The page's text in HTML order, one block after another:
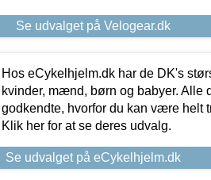
Se udvalget på Velogear.dk
Hos eCykelhjelm.dk har de DK's
kvinder, mænd, børn og babyer. Alle
godkendte, hvorfor du kan være helt
Klik her for at se deres udvalg.
Se udvalget på eCykelhjelm.dk